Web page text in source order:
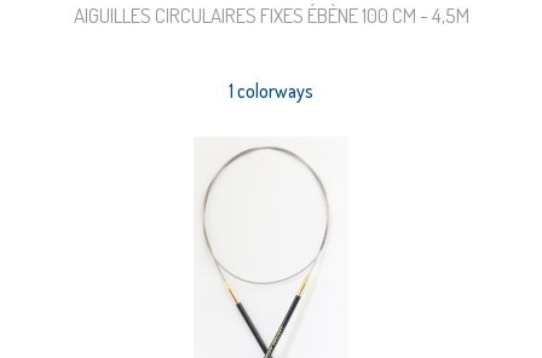
AIGUILLES CIRCULAIRES FIXES ÉBÈNE 100 CM - 4,5M
1 colorways